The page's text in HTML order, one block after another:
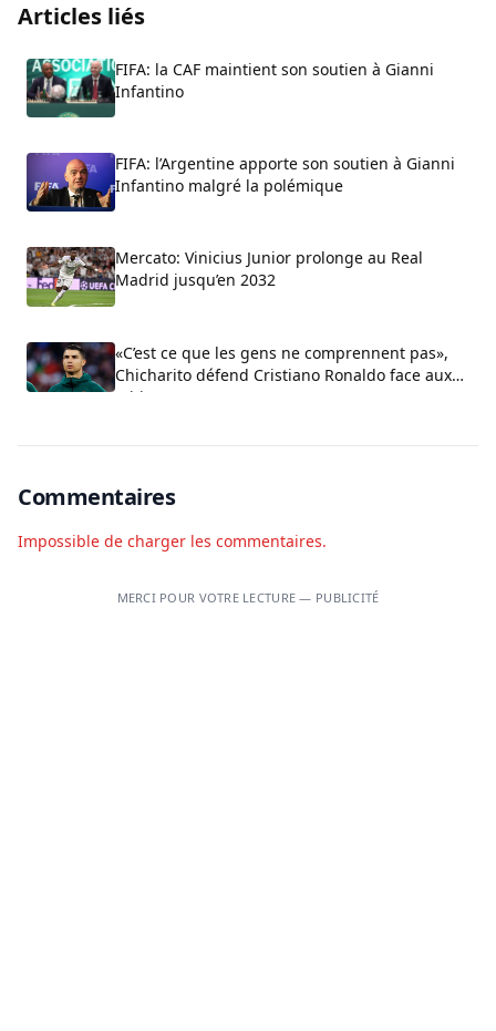
Articles liés
FIFA: la CAF maintient son soutien à Gianni
Infantino
FIFA: l’Argentine apporte son soutien à Gianni
Infantino malgré la polémique
Mercato: Vinicius Junior prolonge au Real
Madrid jusqu’en 2032
«C’est ce que les gens ne comprennent pas»,
Chicharito défend Cristiano Ronaldo face aux
critiques sur son arrogance
Commentaires
Impossible de charger les commentaires.
MERCI POUR VOTRE LECTURE — PUBLICITÉ